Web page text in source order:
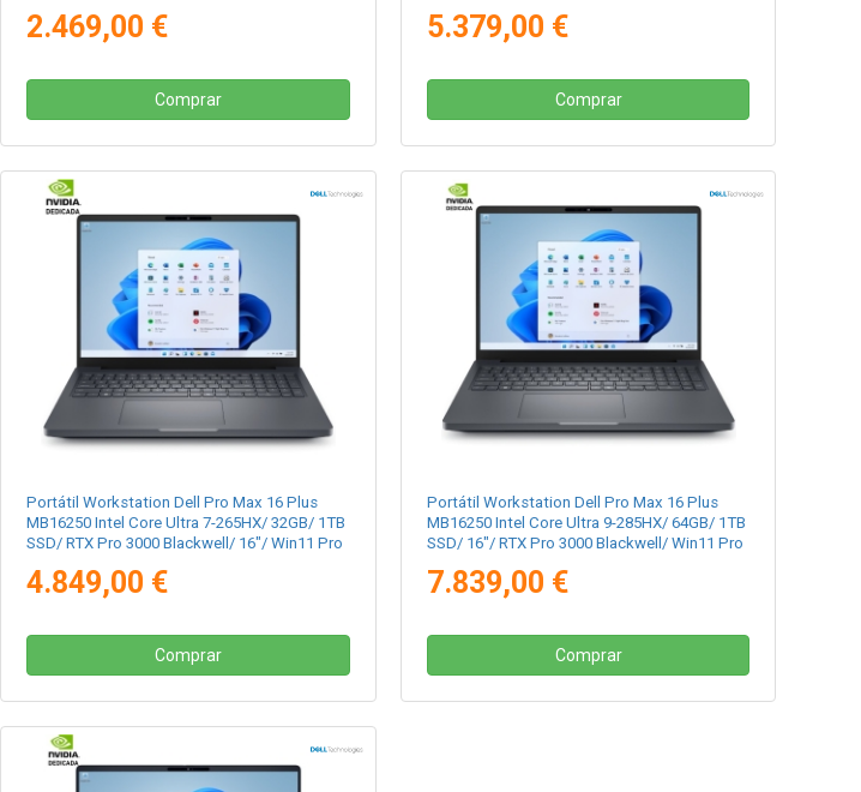
2.469,00 €
Comprar
5.379,00 €
Comprar
Portátil Workstation Dell Pro Max 16 Plus
MB16250 Intel Core Ultra 7-265HX/ 32GB/ 1TB
SSD/ RTX Pro 3000 Blackwell/ 16"/ Win11 Pro
4.849,00 €
Comprar
Portátil Workstation Dell Pro Max 16 Plus
MB16250 Intel Core Ultra 9-285HX/ 64GB/ 1TB
SSD/ 16"/ RTX Pro 3000 Blackwell/ Win11 Pro
7.839,00 €
Comprar